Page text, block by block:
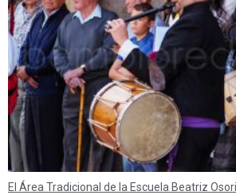
El Área Tradicional de la Escuela Beatriz